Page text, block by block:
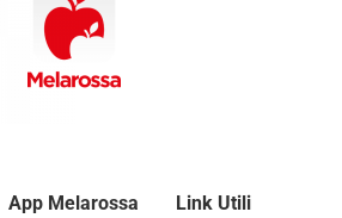
App Melarossa Link Utili